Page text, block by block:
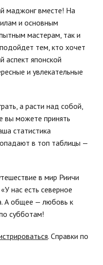
маджонг вместе! На
и основным
мастерам, так и
тем, кто хочет
аспект японской
и увлекательные
а расти над собой,
вы можете принять
статистика
в топ таблицы —
в мир Риичи
нас есть северное
А общее — любовь к
субботам!
. Справки по